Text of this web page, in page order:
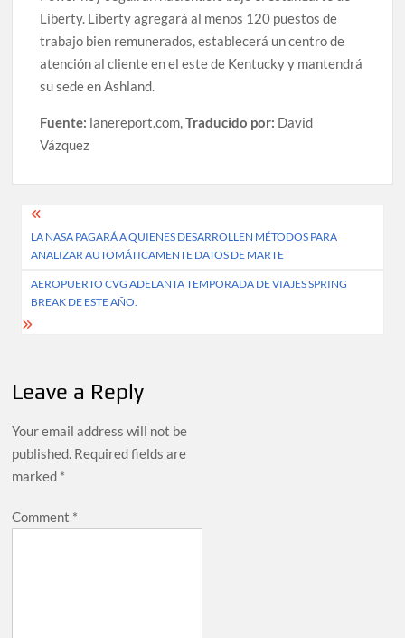
Liberty. Liberty agregará al menos 120 puestos de
trabajo bien remunerados, establecerá un centro de
atención al cliente en el este de Kentucky y mantendrá
su sede en Ashland.
Fuente: lanereport.com,Traducido por: David
Vázquez
Post
navigation
LA NASA PAGARÁ A QUIENES DESARROLLEN MÉTODOS PARA
ANALIZAR AUTOMÁTICAMENTE DATOS DE MARTE
AEROPUERTO CVG ADELANTA TEMPORADA DE VIAJES SPRING
BREAK DE ESTE AÑO.
Leave a Reply
Your email address will not be
published. Required fields are
marked *
Comment *